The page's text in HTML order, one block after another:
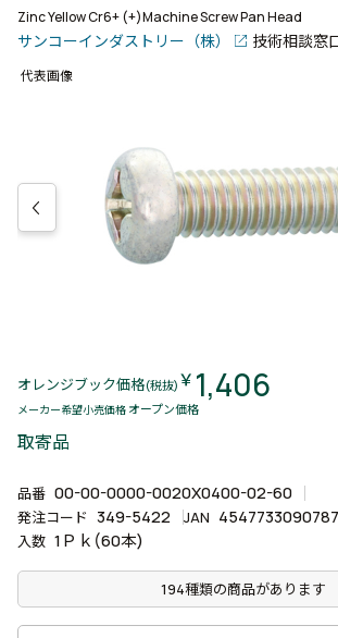
Zinc Yellow Cr6+ (+)Machine Screw Pan Head
サンコーインダストリー（株） 技術相談窓
代表画像
オレンジブック価格(税抜) ￥ 1,406
メーカー希望小売価格 オープン価格
取寄品
品番 00-00-0000-0020X0400-02-60
発注コード 349-5422 JAN 4547733090787
入数 1Ｐｋ(60本)
194種類の商品があります